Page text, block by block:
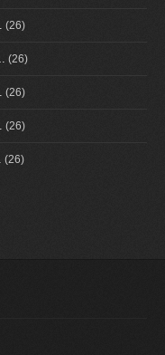
(26)
(26)
(26)
(26)
(26)